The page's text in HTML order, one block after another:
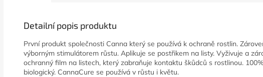
Detailní popis produktu
První produkt společnosti Canna který se používá k ochraně rostlin.
výborným stimulátorem růstu. Aplikuje se postřikem na listy. Vyživuje a
ochranný film na listech, který zabraňuje kontaktu škůdců s rostlinou.
biologický. CannaCure se používá v růstu i květu.